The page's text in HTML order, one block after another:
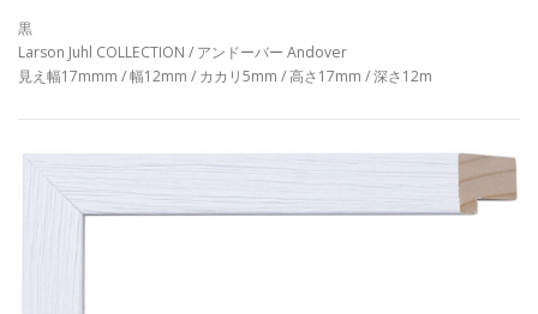
黒
Larson Juhl COLLECTION / アンドーバー Andover
見え幅17mmm / 幅12mm / カカリ5mm / 高さ17mm / 深さ12m